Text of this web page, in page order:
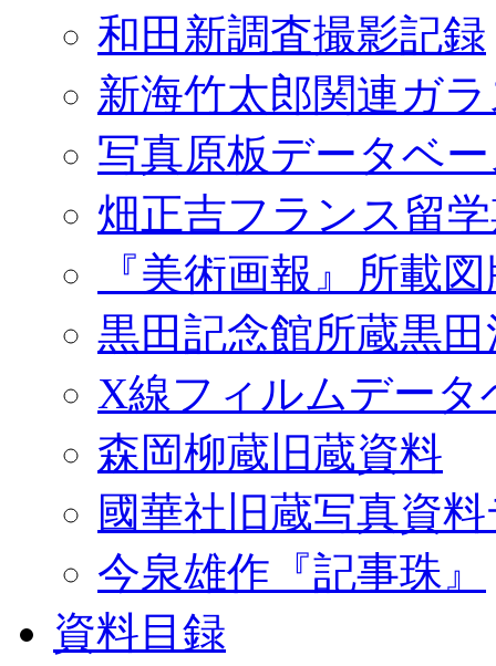
和田新調査撮影記録
新海竹太郎関連ガ
写真原板データベ
畑正吉フランス留
『美術画報』所載
黒田記念館所蔵黒
X線フィルムデータ
森岡柳蔵旧蔵資料
國華社旧蔵写真資
今泉雄作『記事珠』
資料目録